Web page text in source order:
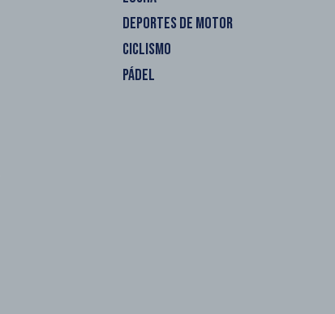
DEPORTES DE MOTOR
CICLISMO
PÁDEL